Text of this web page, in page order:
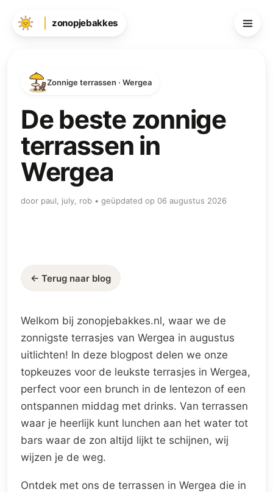
zonopjebakkes
Zonnige terrassen · Wergea
De beste zonnige
terrassen in
Wergea
door paul, july, rob • geüpdated op 06 augustus 2026
← Terug naar blog
Welkom bij zonopjebakkes.nl, waar we de
zonnigste terrasjes van Wergea in augustus
uitlichten! In deze blogpost delen we onze
topkeuzes voor de leukste terrasjes in Wergea,
perfect voor een brunch in de lentezon of een
ontspannen middag met drinks. Van terrassen
waar je heerlijk kunt lunchen aan het water tot
bars waar de zon altijd lijkt te schijnen, wij
wijzen je de weg.
Ontdek met ons de terrassen in Wergea die in